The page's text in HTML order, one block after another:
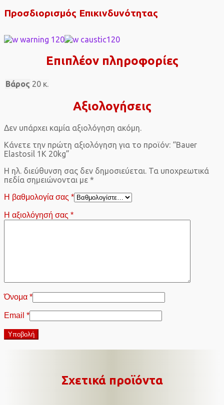
Προσδιορισμός Επικινδυνότητας
Επιπλέον πληροφορίες
Βάρος 20 κ.
Αξιολογήσεις
Δεν υπάρχει καμία αξιολόγηση ακόμη.
Κάνετε την πρώτη αξιολόγηση για το προϊόν: “Bauer
Elastosil 1K 20kg”
Η ηλ. διεύθυνση σας δεν δημοσιεύεται. Τα υποχρεωτικά
πεδία σημειώνονται με *
Η βαθμολογία σας *
Η αξιολόγησή σας *
Όνομα *
Email *
Σχετικά προϊόντα